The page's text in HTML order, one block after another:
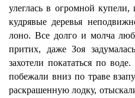
улеглась в огромной
кудрявые деревья
лоно. Все долго и молча
притих, даже Зоя
захотели покататься по
побежали вниз по траве
раскрашенную лодку,